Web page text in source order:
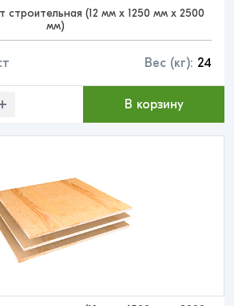
(12 мм x 1250 мм x 2500
мм)
Вес (кг): 24
В корзину